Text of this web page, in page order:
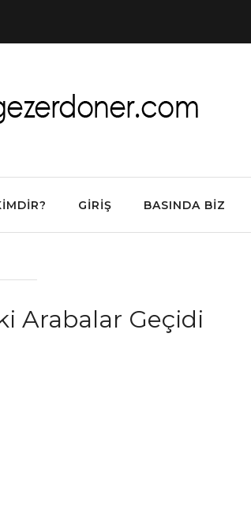
GIRIŞ BASINDA BIZ
Arabalar Geçidi